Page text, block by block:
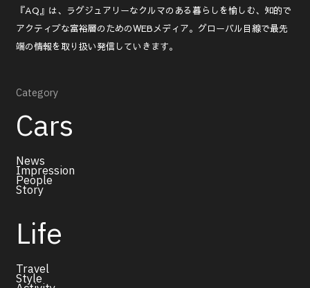
『AQ』は、ラグジュアリーなクルマのある暮らしを愉しむ、知的で
アクティブな富裕層のためのWEBメディア。グローバル目線で最先
端の情報を取り扱い発信していきます。
Category
Cars
News
Impression
People
Story
Life
Travel
Style